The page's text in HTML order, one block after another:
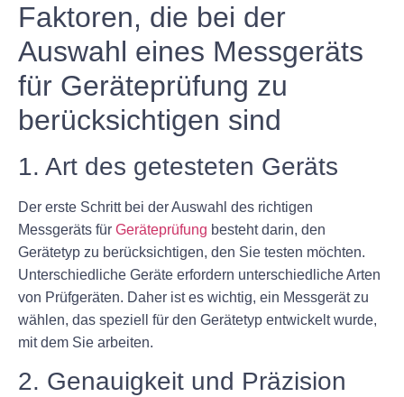
Faktoren, die bei der
Auswahl eines Messgeräts
für Geräteprüfung zu
berücksichtigen sind
1. Art des getesteten Geräts
Der erste Schritt bei der Auswahl des richtigen
Messgeräts für Geräteprüfung besteht darin, den
Gerätetyp zu berücksichtigen, den Sie testen möchten.
Unterschiedliche Geräte erfordern unterschiedliche Arten
von Prüfgeräten. Daher ist es wichtig, ein Messgerät zu
wählen, das speziell für den Gerätetyp entwickelt wurde,
mit dem Sie arbeiten.
2. Genauigkeit und Präzision